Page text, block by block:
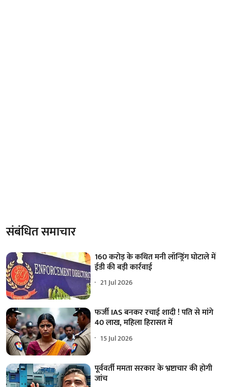
संबंधित समाचार
160 करोड़ के कथित मनी लॉन्ड्रिंग घोटाले में
ईडी की बड़ी कार्रवाई
21 Jul 2026
फर्जी IAS बनकर रचाई शादी ! पति से मांगे
40 लाख, महिला हिरासत में
15 Jul 2026
पूर्ववर्ती ममता सरकार के भ्रष्टाचार की होगी
जांच